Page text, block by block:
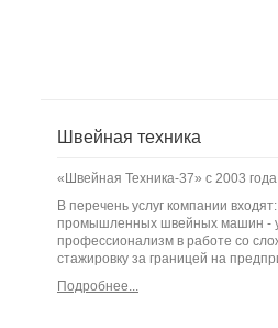
Швейная техника
«Швейная Техника-37» с 2003
В перечень услуг компании
промышленных швейных машин -
профессионализм в работе со
стажировку за границей на
Подробнее...